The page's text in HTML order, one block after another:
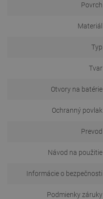
Povrch
Materiál
Typ
Tvar
Otvory na batérie
Ochranný povlak
Prevod
Návod na použitie
Informácie o bezpečnosti
Podmienky záruky